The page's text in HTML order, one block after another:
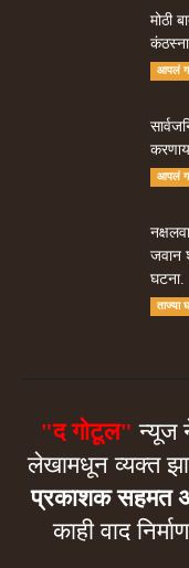
मोठी
आपलं
आपलं
जवान
घटना.
ताज्या
"द गोटूल" न्यूज
लेखामधून व्यक्त
प्रकाशक सहमत
काही वाद